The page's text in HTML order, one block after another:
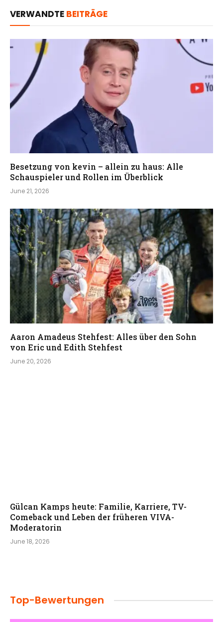
VERWANDTE BEITRÄGE
Besetzung von kevin – allein zu haus: Alle
Schauspieler und Rollen im Überblick
June 21, 2026
Aaron Amadeus Stehfest: Alles über den Sohn
von Eric und Edith Stehfest
June 20, 2026
Gülcan Kamps heute: Familie, Karriere, TV-
Comeback und Leben der früheren VIVA-
Moderatorin
June 18, 2026
Top-Bewertungen